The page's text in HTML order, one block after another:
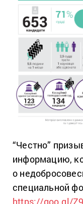
“Честно”
информацию,
о
специальной
https://goo.gl/